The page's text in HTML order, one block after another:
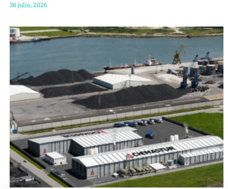
30 julio, 2026